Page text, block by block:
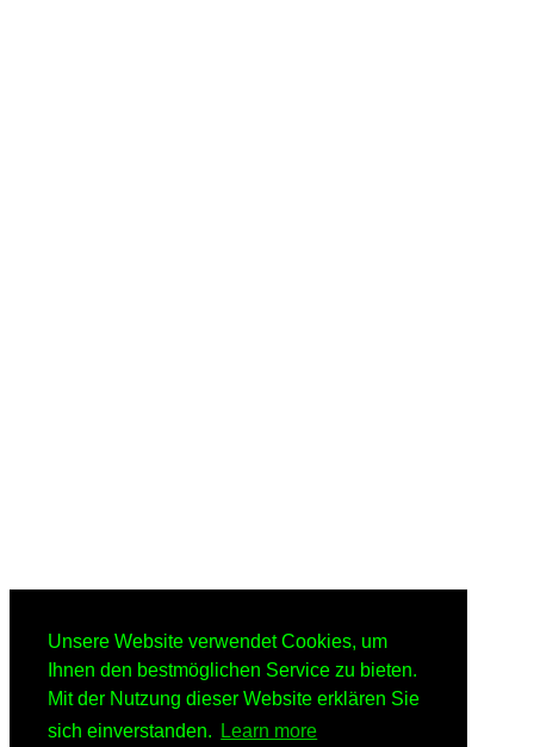
Unsere Website verwendet Cookies, um
Ihnen den bestmöglichen Service zu bieten.
Mit der Nutzung dieser Website erklären Sie
sich einverstanden.
Learn more